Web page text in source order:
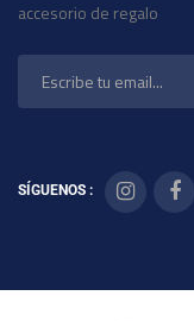
accesorio de regalo
SÍGUENOS :